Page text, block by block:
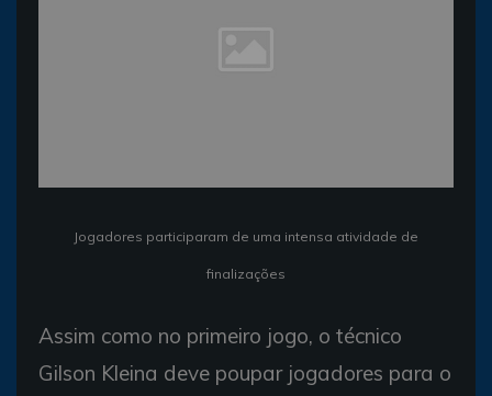
Jogadores participaram de uma intensa atividade de
finalizações
Assim como no primeiro jogo, o técnico
Gilson Kleina deve poupar jogadores para o